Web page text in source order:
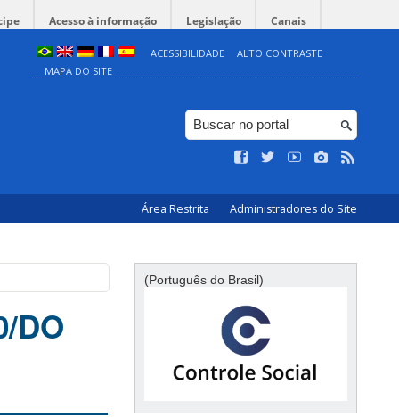
Acesso à informação Legislação Canais
ACESSIBILIDADE
ALTO CONTRASTE
MAPA DO SITE
Área Restrita Administradores do Site
DO
(Português do Brasil)